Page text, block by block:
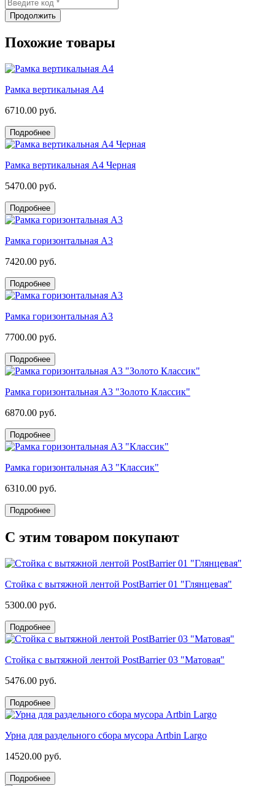
Продолжить
Похожие товары
Рамка вертикальная А4
6710.00 руб.
Подробнее
Рамка вертикальная А4 Черная
5470.00 руб.
Подробнее
Рамка горизонтальная А3
7420.00 руб.
Подробнее
Рамка горизонтальная А3
7700.00 руб.
Подробнее
Рамка горизонтальная А3 "Золото Классик"
6870.00 руб.
Подробнее
Рамка горизонтальная А3 "Классик"
6310.00 руб.
Подробнее
С этим товаром покупают
Стойка с вытяжной лентой PostBarrier 01 "Глянцевая"
5300.00 руб.
Подробнее
Стойка с вытяжной лентой PostBarrier 03 "Матовая"
5476.00 руб.
Подробнее
Урна для раздельного сбора мусора Artbin Largo
14520.00 руб.
Подробнее